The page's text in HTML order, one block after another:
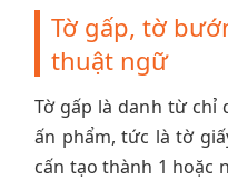
Tờ gấp, tờ
thuật ngữ
Tờ gấp là danh từ chỉ
ấn phẩm, tức là tờ
cấn tạo thành 1 hoặc